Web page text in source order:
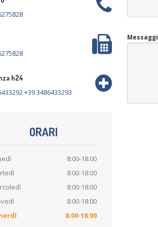
h24
+39 3486433293
ORARI
8:00-18:00
8:00-18:00
8:00-18:00
8:00-18:00
8:00-18:00